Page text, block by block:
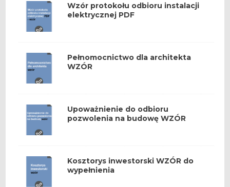
Wzór protokołu odbioru instalacji
elektrycznej PDF
Pełnomocnictwo dla architekta
WZÓR
Upoważnienie do odbioru
pozwolenia na budowę WZÓR
Kosztorys inwestorski WZÓR do
wypełnienia